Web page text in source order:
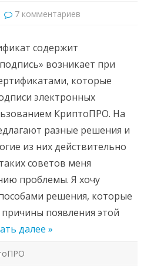
7 комментариев
подпись
содержит
возникает при
которые
электронных
КриптоПРО. На
разные решения и
из них действительно
советов меня
проблемы. Я хочу
решения, которые
появления этой
далее »